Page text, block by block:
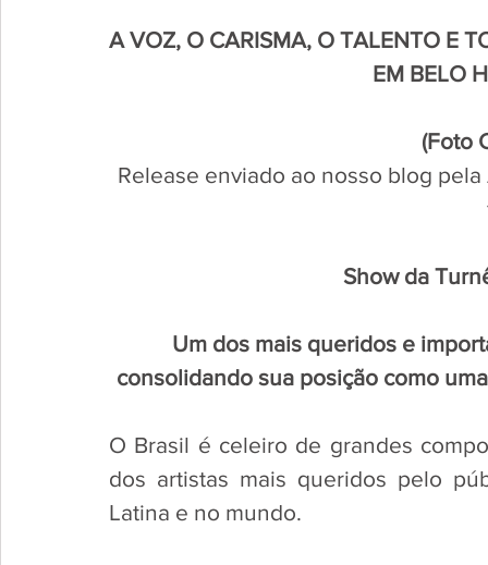
A VOZ, O CARISMA, O TALENTO E
EM BELO
(Foto
Release enviado ao nosso blog
Show da
Um dos mais queridos e
consolidando sua posição como
O Brasil é celeiro de grandes
dos artistas mais queridos pelo
Latina e no mundo.